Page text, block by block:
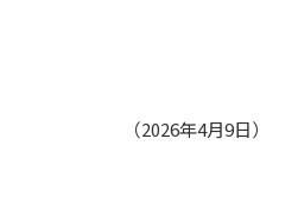
（2026年4月9日）